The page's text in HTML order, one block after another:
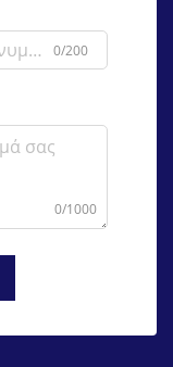
0/200
0/1000